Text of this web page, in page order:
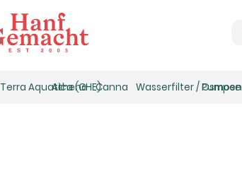
Terra Aquatica (GHE)
Athena Canna Wasserfilter / Osmose
Pumpen